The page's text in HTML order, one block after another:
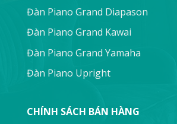
Đàn Piano Grand Diapason
Đàn Piano Grand Kawai
Đàn Piano Grand Yamaha
Đàn Piano Upright
CHÍNH SÁCH BÁN HÀNG